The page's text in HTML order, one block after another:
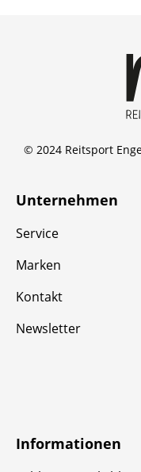
© 2024 Reitsport
Unternehmen
Service
Marken
Kontakt
Newsletter
Informationen